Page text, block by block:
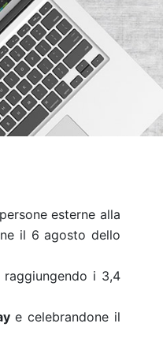
esterne alla
il 6 agosto dello
raggiungendo i 3,4
e celebrandone il